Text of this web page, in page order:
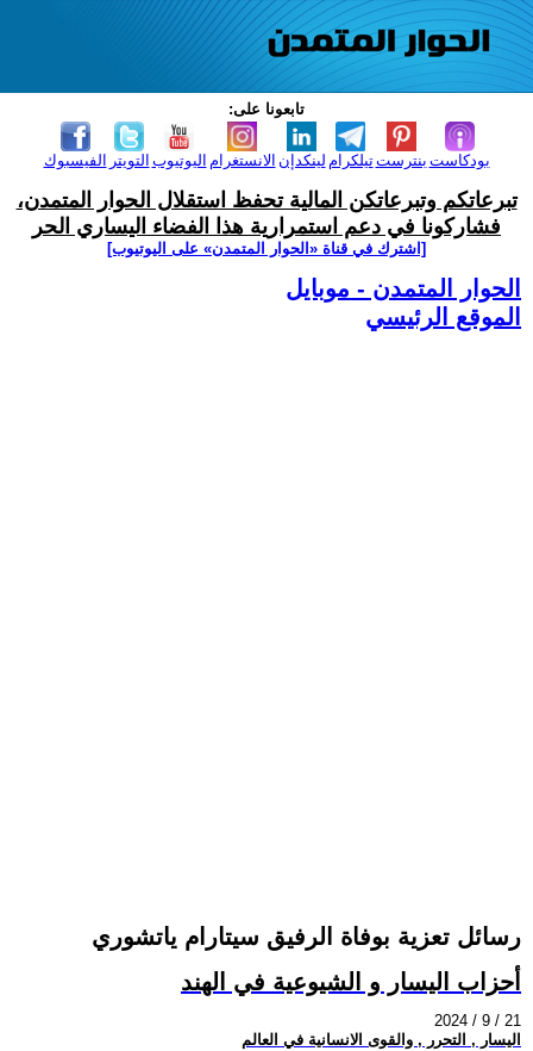
تابعونا على:
الفيسبوك التويتر اليوتيوب الانستغرام لينكدإن تيلكرامبنترست بودكاست
تبرعاتكم وتبرعاتكن المالية تحفظ استقلال الحوار المتمدن،
فشاركونا في دعم استمرارية هذا الفضاء اليساري الحر
[اشترك في قناة ‫«الحوار المتمدن» على اليوتيوب]
الحوار المتمدن - موبايل
الموقع الرئيسي
رسائل تعزية بوفاة الرفيق سيتارام ياتشوري
أحزاب اليسار و الشيوعية في الهند
2024 / 9 / 21
اليسار , التحرر , والقوى الانسانية في العالم